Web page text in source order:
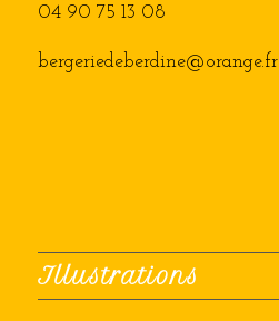
04 90 75 13 08
bergeriedeberdine@orange.fr
Illustrations